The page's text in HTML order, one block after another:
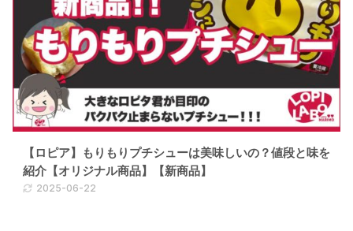
【ロピア】もりもりプチシューは美味しいの？値段と味を
紹介【オリジナル商品】【新商品】
2025-06-22